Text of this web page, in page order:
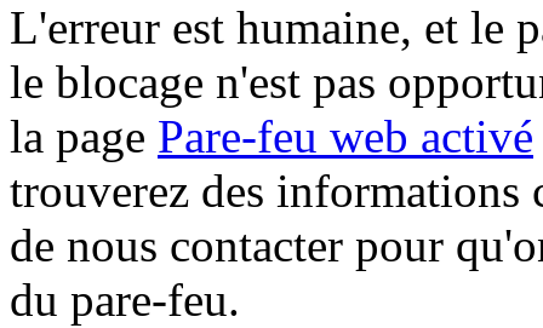
L'erreur est humaine, et le
le blocage n'est pas
la page Pare-feu web activé
trouverez des informations
de nous contacter pour
du pare-feu.